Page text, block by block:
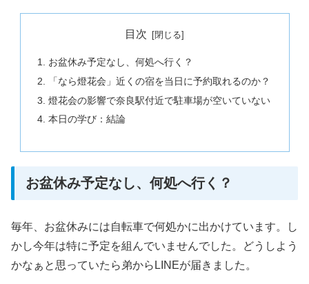
目次
お盆休み予定なし、何処へ行く？
「なら燈花会」近くの宿を当日に予約取れるのか？
燈花会の影響で奈良駅付近で駐車場が空いていない
本日の学び：結論
お盆休み予定なし、何処へ行く？
毎年、お盆休みには自転車で何処かに出かけています。し
かし今年は特に予定を組んでいませんでした。どうしよう
かなぁと思っていたら弟からLINEが届きました。